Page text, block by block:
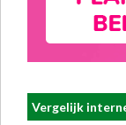
Vergelijk